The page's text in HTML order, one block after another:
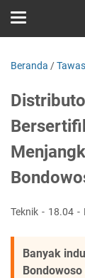
Beranda /Tawas
Teknik 18.04
Banyak